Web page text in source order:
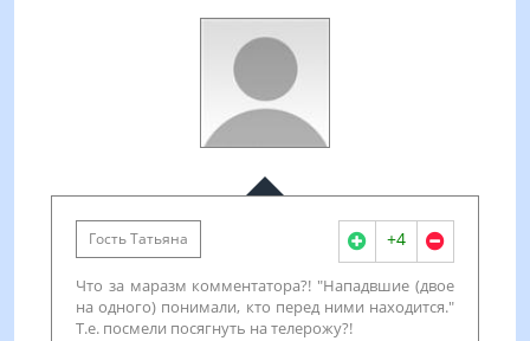
Гость Татьяна +4
Что за маразм комментатора?! "Нападвшие (двое
на одного) понимали, кто перед ними находится."
Т.е. посмели посягнуть на телерожу?!